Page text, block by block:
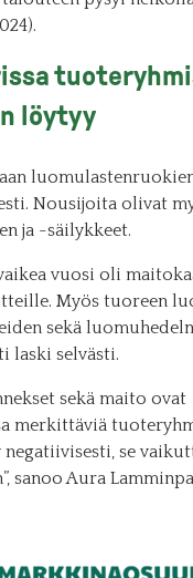
löytyy
Nousijoita olivat
ja -säilykkeet.
vuosi oli
Myös tuoreen
sekä
laski selvästi.
sekä maito ovat
merkittäviä
se
sanoo Aura